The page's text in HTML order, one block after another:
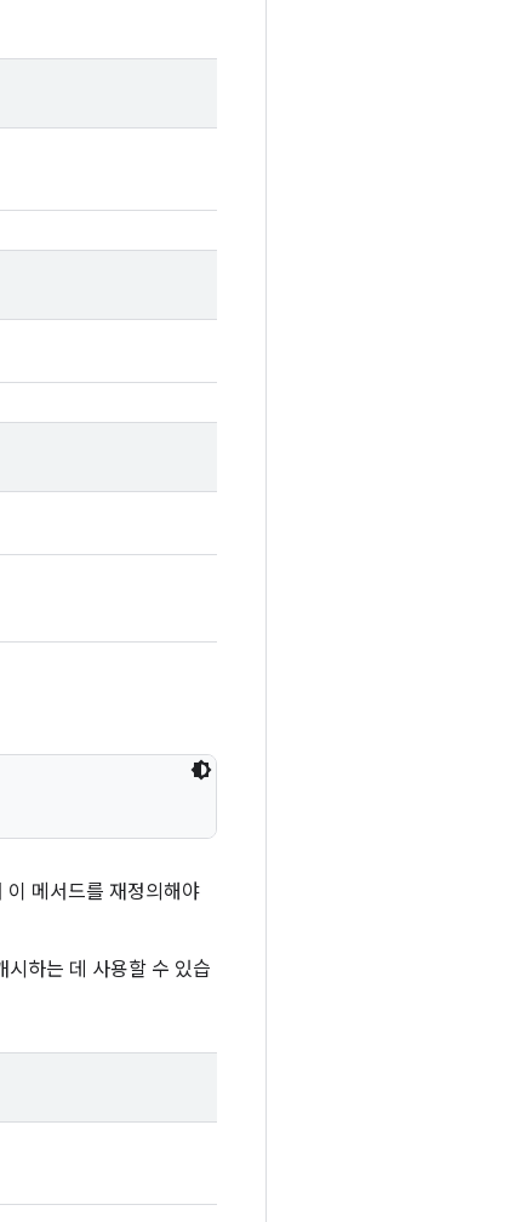
이 메서드를 재정의해야
시하는 데 사용할 수 있습